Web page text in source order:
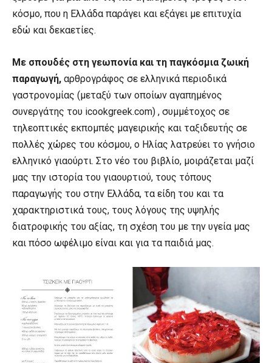
κόσμο, που η Ελλάδα παράγει και εξάγει με επιτυχία
εδώ και δεκαετίες.
Με σπουδές στη γεωπονία και τη παγκόσμια ζωική
παραγωγή, αρθρογράφος σε ελληνικά περιοδικά
γαστρονομίας (μεταξύ των οποίων αγαπημένος
συνεργάτης του icookgreek.com) , συμμέτοχος σε
τηλεοπτικές εκπομπές μαγειρικής και ταξιδευτής σε
πολλές χώρες του κόσμου, ο Ηλίας λατρεύει το γνήσιο
ελληνικό γιαούρτι. Στο νέο του βιβλίο, μοιράζεται μαζί
μας την ιστορία του γιαουρτιού, τους τόπους
παραγωγής του στην Ελλάδα, τα είδη του και τα
χαρακτηριστικά τους, τους λόγους της υψηλής
διατροφικής του αξίας, τη σχέση του με την υγεία μας
και πόσο ωφέλιμο είναι και για τα παιδιά μας.